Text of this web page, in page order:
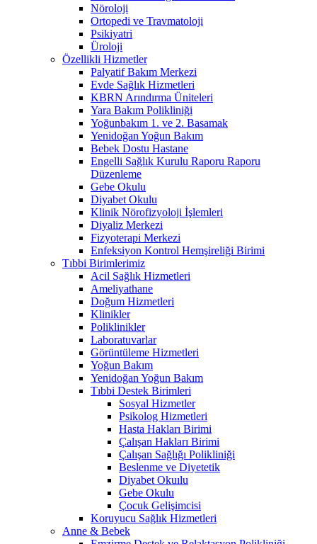
Nöroloji
Ortopedi ve Travmatoloji
Psikiyatri
Üroloji
Özellikli Hizmetler
Palyatif Bakım Merkezi
Evde Sağlık Hizmetleri
KBRN Arındırma Üniteleri
Yara Bakım Polikliniği
Yoğunbakım 1. ve 2. Basamak
Yenidoğan Yoğun Bakım
Bebek Dostu Hastane
Engelli Sağlık Kurulu Raporu Raporu
Düzenleme
Gebe Okulu
Diyabet Okulu
Klinik Nörofizyoloji İşlemleri
Diyaliz Merkezi
Fizyoterapi Merkezi
Enfeksiyon Kontrol Hemşireliği Birimi
Tıbbi Birimlerimiz
Acil Sağlık Hizmetleri
Ameliyathane
Doğum Hizmetleri
Klinikler
Poliklinikler
Laboratuvarlar
Görüntüleme Hizmetleri
Yoğun Bakım
Yenidoğan Yoğun Bakım
Tıbbi Destek Birimleri
Sosyal Hizmetler
Psikolog Hizmetleri
Hasta Hakları Birimi
Çalışan Hakları Birimi
Çalışan Sağlığı Polikliniği
Beslenme ve Diyetetik
Diyabet Okuılu
Gebe Okulu
Çocuk Gelişimcisi
Koruyucu Sağlık Hizmetleri
Anne & Bebek